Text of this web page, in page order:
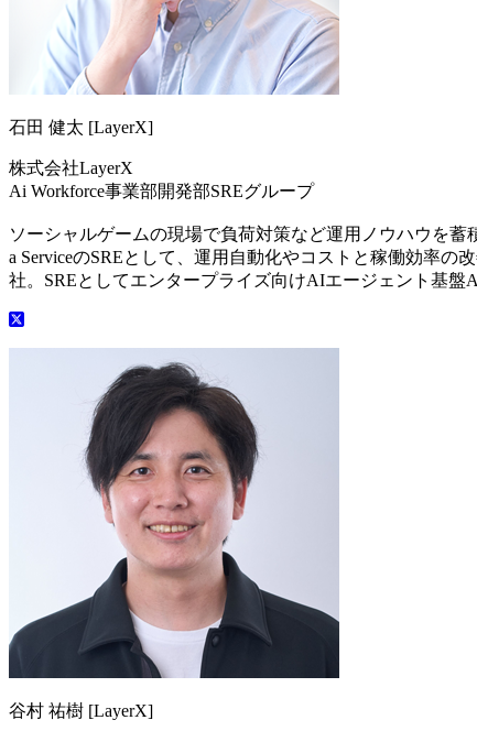
石田 健太 [LayerX]
株式会社LayerX
Ai Workforce事業部開発部SREグループ
ソーシャルゲームの現場で負荷対策など運用ノウハウを蓄
a ServiceのSREとして、運用自動化やコストと稼働効率の
社。SREとしてエンタープライズ向けAIエージェント基盤
谷村 祐樹 [LayerX]